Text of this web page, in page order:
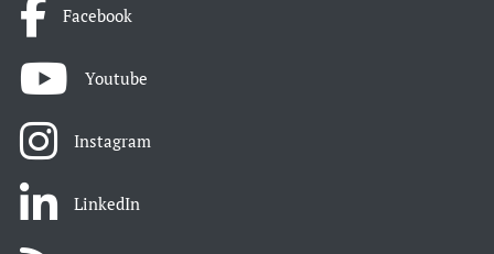
Facebook
Youtube
Instagram
LinkedIn